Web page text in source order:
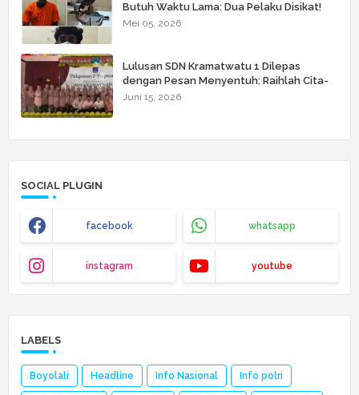
Butuh Waktu Lama: Dua Pelaku Disikat!
Mei 05, 2026
Lulusan SDN Kramatwatu 1 Dilepas
dengan Pesan Menyentuh: Raihlah Cita-
Cita Setinggi Langit
Juni 15, 2026
SOCIAL PLUGIN
facebook whatsapp
instagram youtube
LABELS
Boyolali Headline Info Nasional Info polri